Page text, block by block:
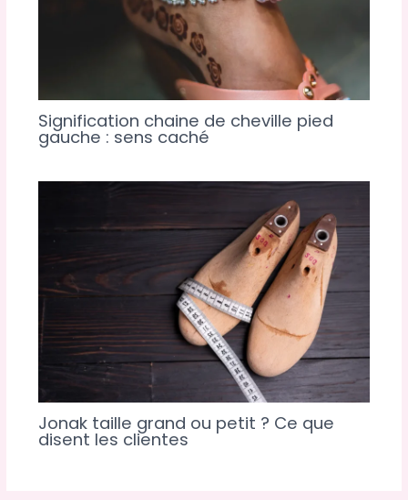
Signification chaine de cheville pied
gauche : sens caché
Jonak taille grand ou petit ? Ce que
disent les clientes